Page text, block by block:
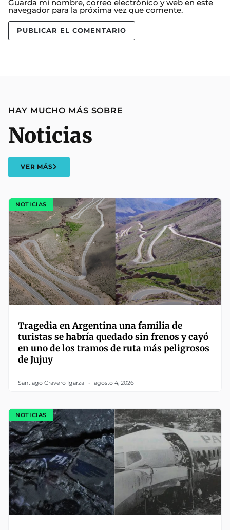
Guarda mi nombre, correo electrónico y web en este
navegador para la próxima vez que comente.
HAY MUCHO MÁS SOBRE
Noticias
VER MÁS
NOTICIAS
Tragedia en Argentina una familia de
turistas se habría quedado sin frenos y cayó
en uno de los tramos de ruta más peligrosos
de Jujuy
Santiago Cravero Igarza agosto 4, 2026
NOTICIAS